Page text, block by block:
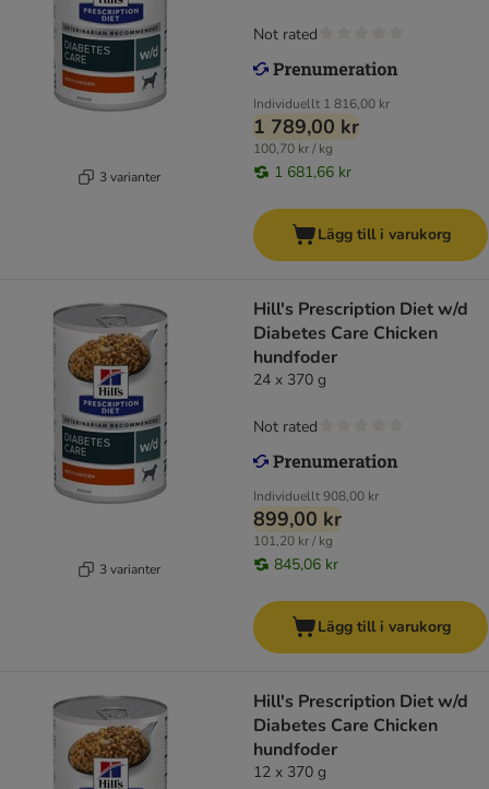
3 varianter
Individuellt 1 816,00 kr
1 789,00 kr
100,70 kr / kg
1 681,66 kr
Not rated
Lägg till i varukorg
3 varianter
Hill's Prescription Diet w/d
Diabetes Care Chicken
hundfoder
24 x 370 g
Individuellt908,00 kr
899,00 kr
101,20 kr / kg
845,06 kr
Not rated
Lägg till i varukorg
Hill's Prescription Diet w/d
Diabetes Care Chicken
hundfoder
12 x 370 g